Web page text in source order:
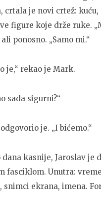
crtala je novi crtež: kuću,
figure koje drže ruke.
ponosno. „Samo mi.“
je,“ rekao je Mark.
sada sigurni?“
odgovorio je. „I bićemo.“
kasnije, Jaroslav je
fasciklom. Unutra:
snimci ekrana, imena.